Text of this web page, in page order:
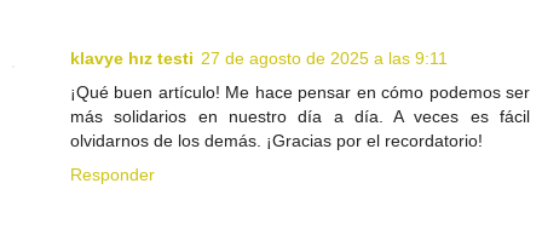
klavye hız testi 27 de agosto de 2025 a las 9:11
¡Qué buen artículo! Me hace pensar en cómo podemos ser
más solidarios en nuestro día a día. A veces es fácil
olvidarnos de los demás. ¡Gracias por el recordatorio!
Responder